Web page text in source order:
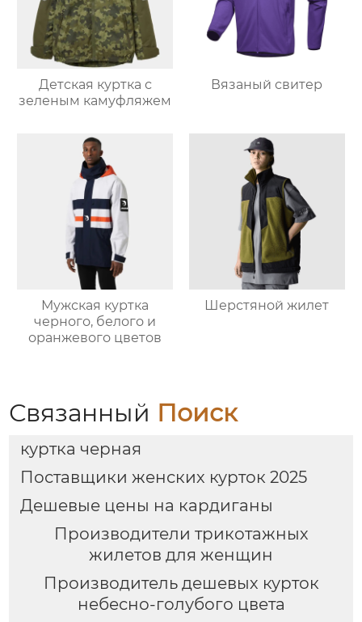
Детская куртка с
зеленым камуфляжем
Вязаный свитер
Мужская куртка
черного, белого и
оранжевого цветов
Шерстяной жилет
Связанный Поиск
куртка черная
Поставщики женских курток 2025
Дешевые цены на кардиганы
Производители трикотажных
жилетов для женщин
Производитель дешевых курток
небесно-голубого цвета